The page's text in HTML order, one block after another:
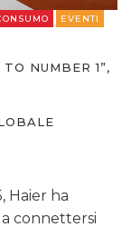
EVENTI
NUMBER 1”,
Haier ha
connettersi